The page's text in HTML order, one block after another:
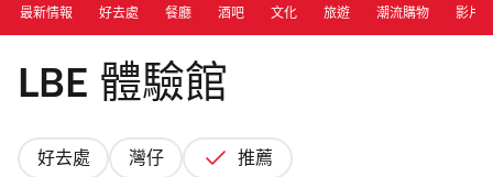
最新情報 好去處 餐廳 酒吧 文化 旅遊 潮流購物 影片
Photograph: Courtesy LBE Experience Centre
LBE 體驗館
好去處 灣仔 推薦